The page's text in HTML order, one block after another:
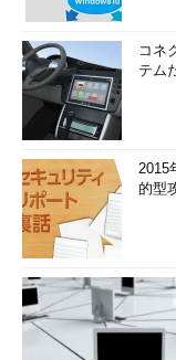
コネ
テム
2015
的型